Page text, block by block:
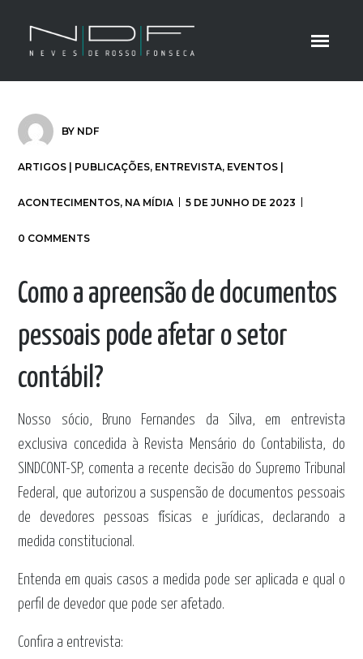
BY NDF
ARTIGOS | PUBLICAÇÕES, ENTREVISTA, EVENTOS |
ACONTECIMENTOS, NA MÍDIA 5 DE JUNHO DE 2023
0 COMMENTS
Como a apreensão de documentos
pessoais pode afetar o setor
contábil?
Nosso sócio, Bruno Fernandes da Silva, em entrevista
exclusiva concedida à Revista Mensário do Contabilista, do
SINDCONT-SP, comenta a recente decisão do Supremo Tribunal
Federal, que autorizou a suspensão de documentos pessoais
de devedores pessoas físicas e jurídicas, declarando a
medida constitucional.
Entenda em quais casos a medida pode ser aplicada e qual o
perfil de devedor que pode ser afetado.
Confira a entrevista: